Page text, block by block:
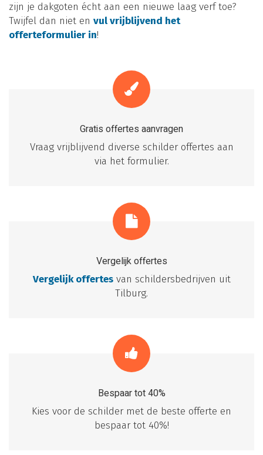
zijn je dakgoten écht aan een nieuwe laag verf toe?
Twijfel dan niet en vul vrijblijvend het
offerteformulier in!
Gratis offertes aanvragen
Vraag vrijblijvend diverse schilder offertes aan
via het formulier.
Vergelijk offertes
Vergelijk offertesvan schildersbedrijven uit
Tilburg.
Bespaar tot 40%
Kies voor de schilder met de beste offerte en
bespaar tot 40%!